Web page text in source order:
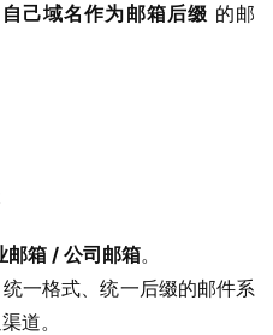
自己域名作为邮箱后缀 的邮
邮箱 / 公司邮箱。
一格式、统一后缀的邮件系
道。